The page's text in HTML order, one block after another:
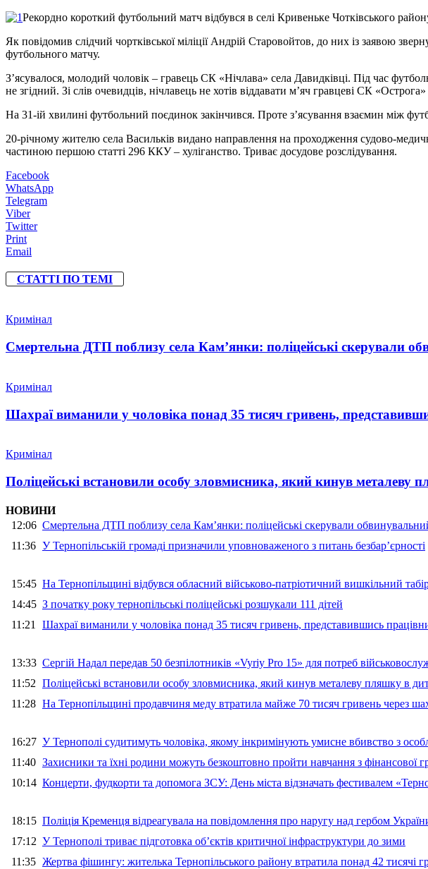
Рекордно короткий футбольний матч відбувся в селі Кривеньке Чотківського
Як повідомив слідчий чортківської міліції Андрій Старовойтов, до них із заявою
футбольного матчу.
З’ясувалося, молодий чоловік – гравець СК «Нічлава» села Давидківці. Під час
не згідний. Зі слів очевидців, нічлавець не хотів віддавати м’яч гравцеві СК
На 31-ій хвилині футбольний поєдинок закінчився. Проте з’ясування взаємин між
20-річному жителю села Васильків видано направлення на проходження судово-
частиною першою статті 296 ККУ – хуліганство. Триває досудове розслідування.
Facebook
WhatsApp
Telegram
Viber
Twitter
Print
Email
СТАТТІ ПО ТЕМІ
Кримінал
Смертельна ДТП поблизу села Кам’янки: поліцейські скерували
Кримінал
Шахраї виманили у чоловіка понад 35 тисяч гривень,
Кримінал
Поліцейські встановили особу зловмисника, який кинув металеву
НОВИНИ
12:06 Смертельна ДТП поблизу села Кам’янки: поліцейські скерували
11:36 У Тернопільській громаді призначили уповноваженого з питань безбар’єрності
15:45 На Тернопільщині відбувся обласний військово-патріотичний вишкільний
14:45 З початку року тернопільські поліцейські розшукали 111 дітей
11:21 Шахраї виманили у чоловіка понад 35 тисяч гривень, представившись
13:33 Сергій Надал передав 50 безпілотників «Vyriy Pro 15» для потреб
11:52 Поліцейські встановили особу зловмисника, який кинув металеву пляшку в
11:28 На Тернопільщині продавчиня меду втратила майже 70 тисяч гривень через
16:27 У Тернополі судитимуть чоловіка, якому інкримінують умисне вбивство з
11:40 Захисники та їхні родини можуть безкоштовно пройти навчання з фінансової
10:14 Концерти, фудкорти та допомога ЗСУ: День міста відзначать фестивалем
18:15 Поліція Кременця відреагувала на повідомлення про наругу над гербом
17:12 У Тернополі триває підготовка об’єктів критичної інфраструктури до зими
11:35 Жертва фішингу: жителька Тернопільського району втратила понад 42 тисячі